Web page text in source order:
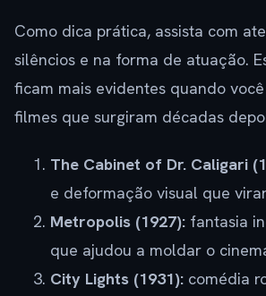
Como dica prática, assista com
silêncios e na forma de atuação.
ficam mais evidentes quando
filmes que surgiram décadas
The Cabinet of Dr. Caligari
e deformação visual que
Metropolis (1927): fantasia
que ajudou a moldar o
City Lights (1931): comédia